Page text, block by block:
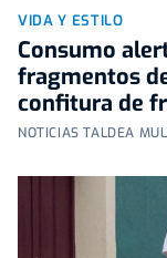
VIDA Y ESTILO
Consumo
fragmentos
confitura de
NOTICIAS TALDEA